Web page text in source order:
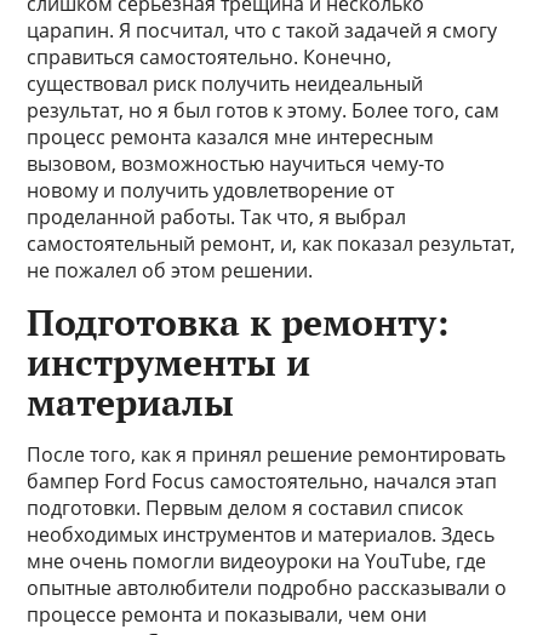
царапин. Я посчитал, что с такой задачей я смогу
справиться самостоятельно. Конечно,
существовал риск получить неидеальный
результат, но я был готов к этому. Более того, сам
процесс ремонта казался мне интересным
вызовом, возможностью научиться чему-то
новому и получить удовлетворение от
проделанной работы. Так что, я выбрал
самостоятельный ремонт, и, как показал результат,
не пожалел об этом решении.
Подготовка к ремонту:
инструменты и
материалы
После того, как я принял решение ремонтировать
бампер Ford Focus самостоятельно, начался этап
подготовки. Первым делом я составил список
необходимых инструментов и материалов. Здесь
мне очень помогли видеоуроки на YouTube, где
опытные автолюбители подробно рассказывали о
процессе ремонта и показывали, чем они